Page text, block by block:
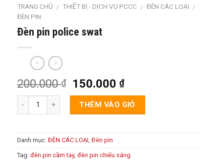
TRANG CHỦ / THIẾT BỊ - DỊCH VỤ PCCC / ĐÈN CÁC LOẠI /
ĐÈN PIN
Đèn pin police swat
200.000₫ 150.000₫
THÊM VÀO GIỎ
Danh mục: ĐÈN CÁC LOẠI Đèn pin
Tag: đèn pin cầm tay, đèn pin chiếu sáng